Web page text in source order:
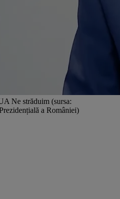
Ne străduim (sursa:
a României)